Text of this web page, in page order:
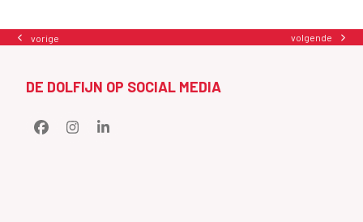
previous
vorige
next
volgende
DE DOLFIJN OP SOCIAL MEDIA
FacebookInstagramLinkedIn